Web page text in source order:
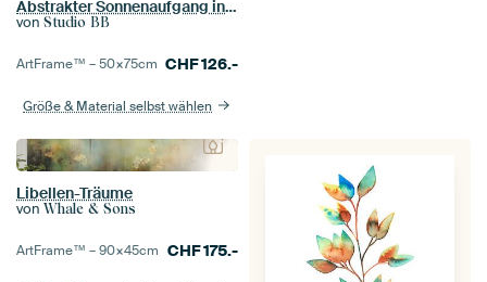
Abstrakter Sonnenaufgang in Pastell Nr. 1
von Studio BB
ArtFrame™ –50×75cm CHF126.-
Größe & Material selbst wählen
Libellen-Träume
von Whale & Sons
ArtFrame™ –90×45cm CHF175.-